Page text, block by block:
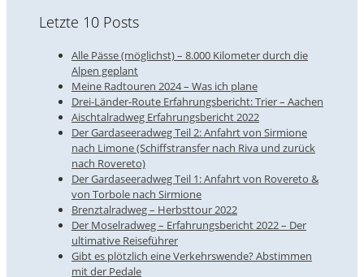
Letzte 10 Posts
Alle Pässe (möglichst) – 8.000 Kilometer durch die
Alpen geplant
Meine Radtouren 2024 – Was ich plane
Drei-Länder-Route Erfahrungsbericht: Trier – Aachen
Aischtalradweg Erfahrungsbericht 2022
Der Gardaseeradweg Teil 2: Anfahrt von Sirmione
nach Limone (Schiffstransfer nach Riva und zurück
nach Rovereto)
Der Gardaseeradweg Teil 1: Anfahrt von Rovereto &
von Torbole nach Sirmione
Brenztalradweg – Herbsttour 2022
Der Moselradweg – Erfahrungsbericht 2022 – Der
ultimative Reiseführer
Gibt es plötzlich eine Verkehrswende? Abstimmen
mit der Pedale